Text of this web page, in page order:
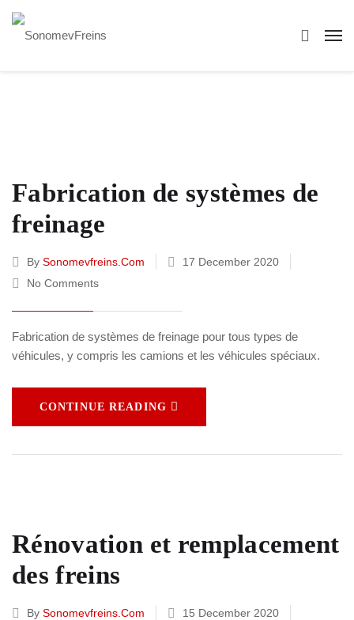
Fabrication de systèmes de
freinage
By Sonomevfreins.com
17 December 2020
No Comments
Fabrication de systèmes de freinage pour tous types de
véhicules, y compris les camions et les véhicules spéciaux.
CONTINUE READING
Rénovation et remplacement
des freins
By Sonomevfreins.com
15 December 2020